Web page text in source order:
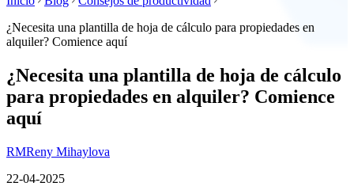
¿Necesita una plantilla de hoja de cálculo para propiedades en
alquiler? Comience aquí
¿Necesita una plantilla de hoja de cálculo
para propiedades en alquiler? Comience
aquí
RMReny Mihaylova
22-04-2025